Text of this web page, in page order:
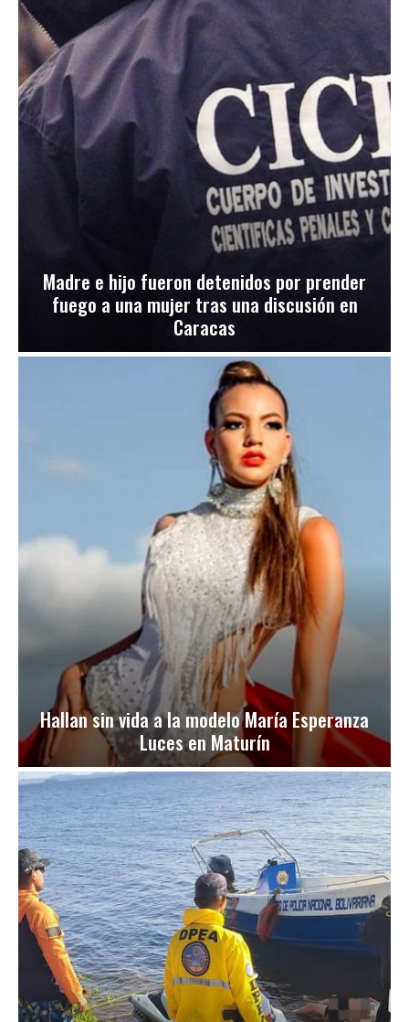
Madre e hijo fueron detenidos por prender
fuego a una mujer tras una discusión en
Caracas
Hallan sin vida a la modelo María Esperanza
Luces en Maturín